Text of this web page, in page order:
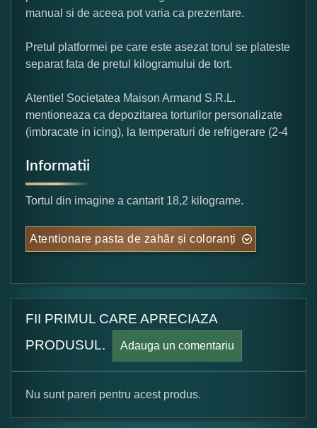
manual si de aceea pot varia ca prezentare.
Pretul platformei pe care este asezat torul se plateste
separat fata de pretul kilogramului de tort.
Atentie! Societatea Maison Armand S.R.L.
mentioneaza ca depozitarea torturilor personalizate
(imbracate in icing), la temperaturi de refrigerare (2-4
Informatii
Tortul din imagine a cantarit 18,2 kilograme.
Atentionare pasta de zahăr și coloranți
FII PRIMUL CARE APRECIAZA
PRODUSUL.
Adauga un comentariu
Formular pareri client
Nu sunt pareri pentru acest produs.